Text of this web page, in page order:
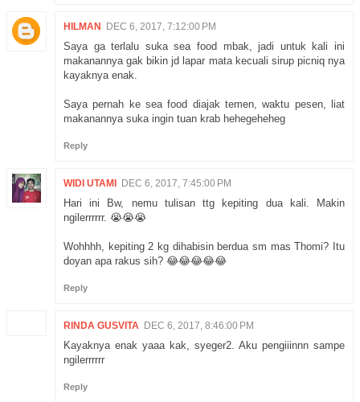
HILMAN DEC 6, 2017, 7:12:00 PM
Saya ga terlalu suka sea food mbak, jadi untuk kali ini
makanannya gak bikin jd lapar mata kecuali sirup picniq nya
kayaknya enak.
Saya pernah ke sea food diajak temen, waktu pesen, liat
makanannya suka ingin tuan krab hehegeheheg
Reply
WIDI UTAMI DEC 6, 2017, 7:45:00 PM
Hari ini Bw, nemu tulisan ttg kepiting dua kali. Makin
ngilerrrrrr. 😭😭😭
Wohhhh, kepiting 2 kg dihabisin berdua sm mas Thomi? Itu
doyan apa rakus sih? 😂😂😂😂😂
Reply
RINDA GUSVITA DEC 6, 2017, 8:46:00 PM
Kayaknya enak yaaa kak, syeger2. Aku pengiiinnn sampe
ngilerrrrrr
Reply